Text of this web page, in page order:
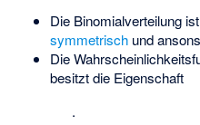
Die Binomialverteilung
symmetrischund
Die
besitzt die Eigenschaft
.